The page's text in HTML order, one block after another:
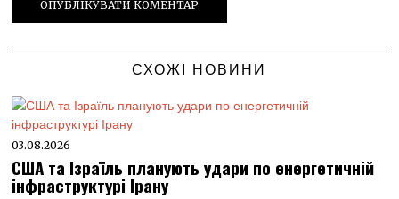
СХОЖІ НОВИНИ
03.08.2026
США та Ізраїль планують удари по енергетичній
інфраструктурі Ірану